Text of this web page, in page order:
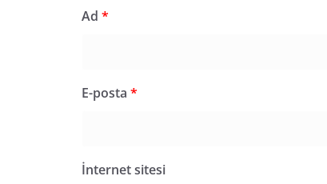
Ad *
E-posta *
İnternet sitesi